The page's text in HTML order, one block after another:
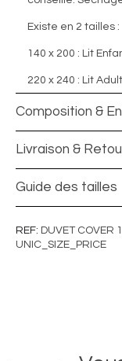
Existe en 2 tailles :
140 x 200 : Lit
220 x 240 : Lit
Composition &
Livraison &
Guide des tailles
REF DUVET COVER
UNIC_SIZE_PRICE